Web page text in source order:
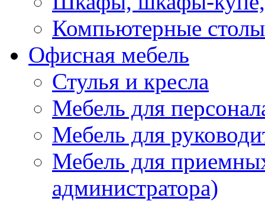
Компьютерные столы
Офисная мебель
Стулья и кресла
Мебель для
Мебель для
Мебель для
администратора)